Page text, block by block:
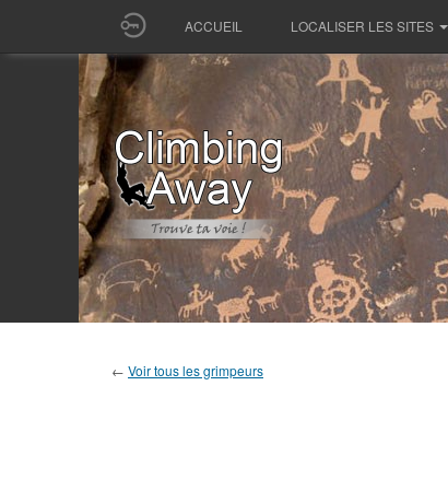
ACCUEIL LOCALISER LES SITES
← Voir tous les grimpeurs